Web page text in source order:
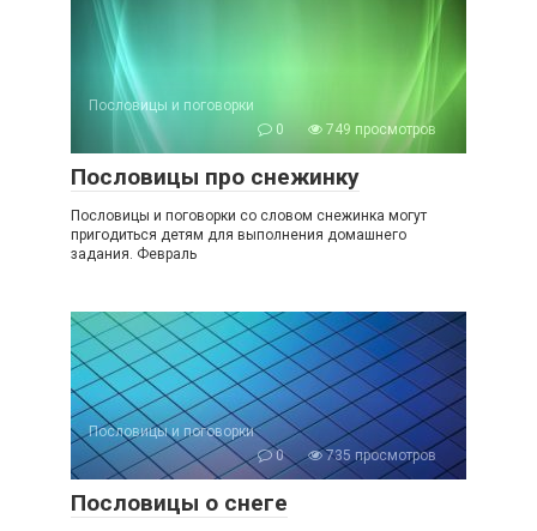
Пословицы и поговорки
0
749 просмотров
Пословицы про снежинку
Пословицы и поговорки со словом снежинка могут
пригодиться детям для выполнения домашнего
задания. Февраль
Пословицы и поговорки
0
735 просмотров
Пословицы о снеге